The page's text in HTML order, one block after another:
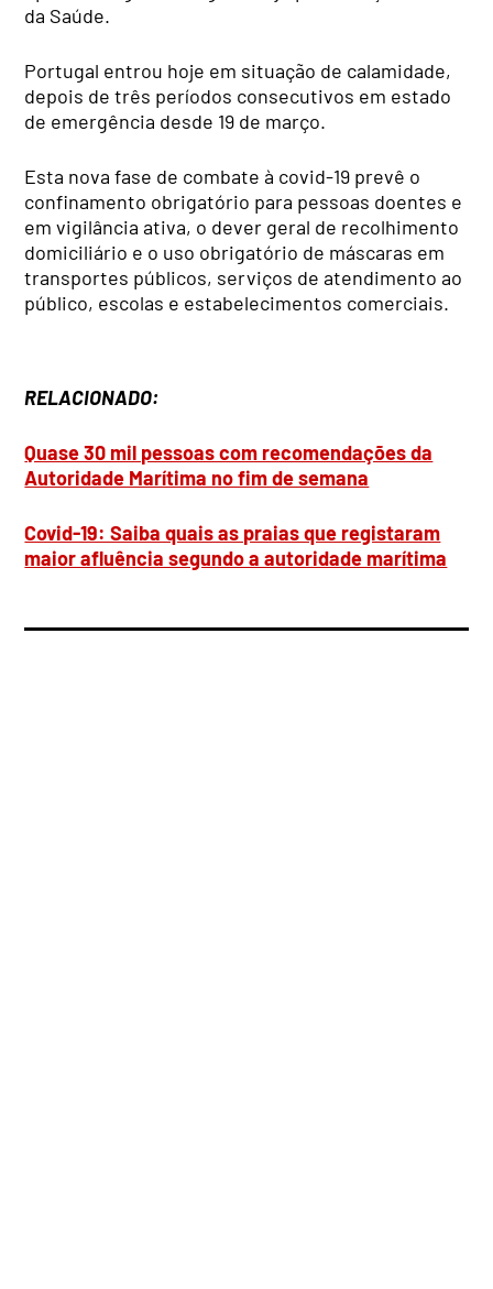
da Saúde.
Portugal entrou hoje em situação de calamidade,
depois de três períodos consecutivos em estado
de emergência desde 19 de março.
Esta nova fase de combate à covid-19 prevê o
confinamento obrigatório para pessoas doentes e
em vigilância ativa, o dever geral de recolhimento
domiciliário e o uso obrigatório de máscaras em
transportes públicos, serviços de atendimento ao
público, escolas e estabelecimentos comerciais.
RELACIONADO:
Quase 30 mil pessoas com recomendações da
Autoridade Marítima no fim de semana
Covid-19: Saiba quais as praias que registaram
maior afluência segundo a autoridade marítima